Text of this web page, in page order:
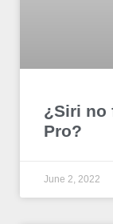
¿Siri no
Pro?
June 2, 2022